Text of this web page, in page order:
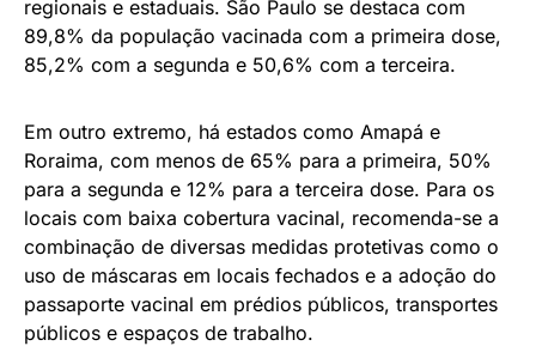
regionais e estaduais. São Paulo se destaca com
89,8% da população vacinada com a primeira dose,
85,2% com a segunda e 50,6% com a terceira.
Em outro extremo, há estados como Amapá e
Roraima, com menos de 65% para a primeira, 50%
para a segunda e 12% para a terceira dose. Para os
locais com baixa cobertura vacinal, recomenda-se a
combinação de diversas medidas protetivas como o
uso de máscaras em locais fechados e a adoção do
passaporte vacinal em prédios públicos, transportes
públicos e espaços de trabalho.